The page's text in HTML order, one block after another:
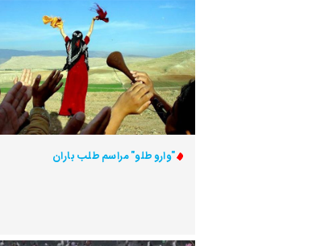
"وارو طلو" مراسم طلب باران